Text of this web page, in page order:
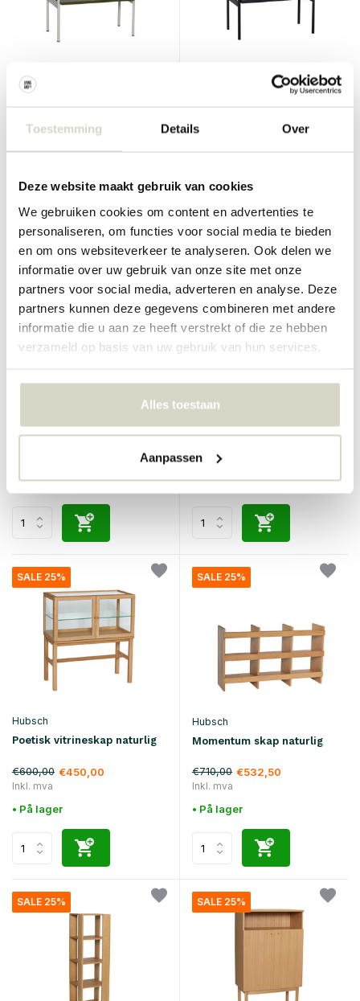
Toestemming Details Over
Deze website maakt gebruik van cookies
We gebruiken cookies om content en advertenties te
personaliseren, om functies voor social media te bieden
en om ons websiteverkeer te analyseren. Ook delen we
informatie over uw gebruik van onze site met onze
partners voor social media, adverteren en analyse. Deze
partners kunnen deze gegevens combineren met andere
informatie die u aan ze heeft verstrekt of die ze hebben
verzameld op basis van uw gebruik van hun services.
Alles toestaan
Aanpassen
Noir nattbord grønt/off white
€217,50
Inkl. mva
Noir nattbord svart
Inkl. mva
SALE 25%
Inkl. mva
SALE 25%
Inkl. mva
• På lager
SALE 25%
Hubsch
Poetisk vitrineskap naturlig
€600,00 €450,00
Inkl. mva
• På lager
SALE 25%
Hubsch
Momentum skap naturlig
€710,00 €532,50
Inkl. mva
• På lager
SALE 25% SALE 25%